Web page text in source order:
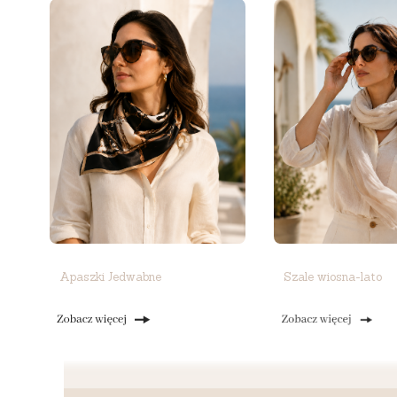
Apaszki Jedwabne Szale wiosna-lato